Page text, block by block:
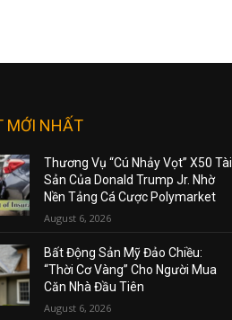
MỚI NHẤT
Thương Vụ “Cú Nhảy Vọt” X50 Tài
Sản Của Donald Trump Jr. Nhờ
Nền Tảng Cá Cược Polymarket
August 6, 2026
Bất Động Sản Mỹ Đảo Chiều:
“Thời Cơ Vàng” Cho Người Mua
Căn Nhà Đầu Tiên
August 6, 2026